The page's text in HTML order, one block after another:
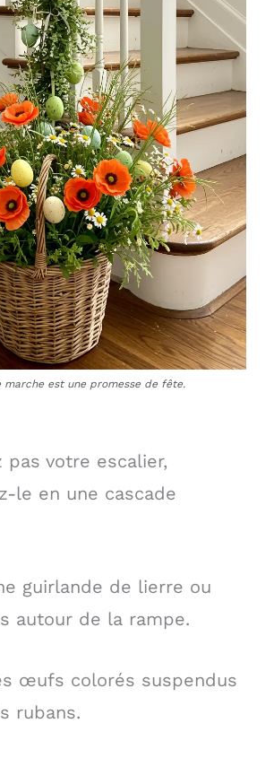
marche est une promesse de fête.
pas votre escalier,
le en une cascade
guirlande de lierre ou
autour de la rampe.
œufs colorés suspendus
rubans.